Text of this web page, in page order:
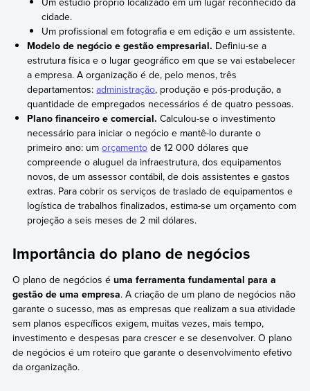
cidade.
Um profissional em fotografia e em edição e um assistente.
Modelo de negócio e gestão empresarial. Definiu-se a
estrutura física e o lugar geográfico em que se vai estabelecer
a empresa. A organização é de, pelo menos, três
departamentos:administração, produção e pós-produção, a
quantidade de empregados necessários é de quatro pessoas.
Plano financeiro e comercial.Calculou-se o investimento
necessário para iniciar o negócio e mantê-lo durante o
primeiro ano: umorçamento de 12 000 dólares que
compreende o aluguel da infraestrutura, dos equipamentos
novos, de um assessor contábil, de dois assistentes e gastos
extras. Para cobrir os serviços de traslado de equipamentos e
logística de trabalhos finalizados, estima-se um orçamento com
projeção a seis meses de 2 mil dólares.
Importância do plano de negócios
O plano de negócios é uma ferramenta fundamental para a
gestão de uma empresa. A criação de um plano de negócios não
garante o sucesso, mas as empresas que realizam a sua atividade
sem planos específicos exigem, muitas vezes, mais tempo,
investimento e despesas para crescer e se desenvolver. O plano
de negócios é um roteiro que garante o desenvolvimento efetivo
da organização.